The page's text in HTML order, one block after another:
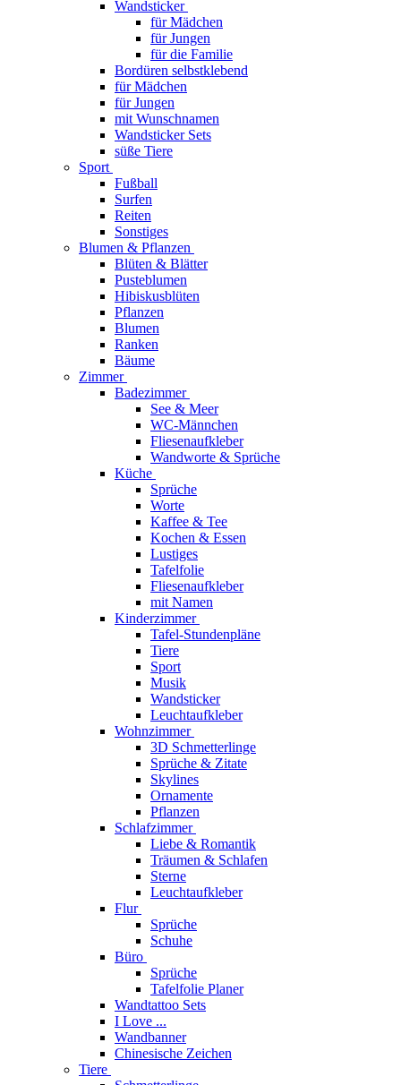
Wandsticker
für Mädchen
für Jungen
für die Familie
Bordüren selbstklebend
für Mädchen
für Jungen
mit Wunschnamen
Wandsticker Sets
süße Tiere
Sport
Fußball
Surfen
Reiten
Sonstiges
Blumen & Pflanzen
Blüten & Blätter
Pusteblumen
Hibiskusblüten
Pflanzen
Blumen
Ranken
Bäume
Zimmer
Badezimmer
See & Meer
WC-Männchen
Fliesenaufkleber
Wandworte & Sprüche
Küche
Sprüche
Worte
Kaffee & Tee
Kochen & Essen
Lustiges
Tafelfolie
Fliesenaufkleber
mit Namen
Kinderzimmer
Tafel-Stundenpläne
Tiere
Sport
Musik
Wandsticker
Leuchtaufkleber
Wohnzimmer
3D Schmetterlinge
Sprüche & Zitate
Skylines
Ornamente
Pflanzen
Schlafzimmer
Liebe & Romantik
Träumen & Schlafen
Sterne
Leuchtaufkleber
Flur
Sprüche
Schuhe
Büro
Sprüche
Tafelfolie Planer
Wandtattoo Sets
I Love ...
Wandbanner
Chinesische Zeichen
Tiere